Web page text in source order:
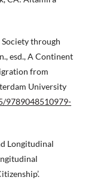
through
esd., A Continent
from
University
9789048510979-
Longitudinal